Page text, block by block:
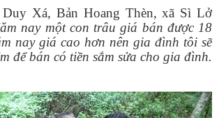
uy Xá, Bản Hoang Thèn, xã Sì Lở
nay một con trâu giá bán được 18
nay giá cao hơn nên gia đình tôi sẽ
để bán có tiền sắm sửa cho gia đình.